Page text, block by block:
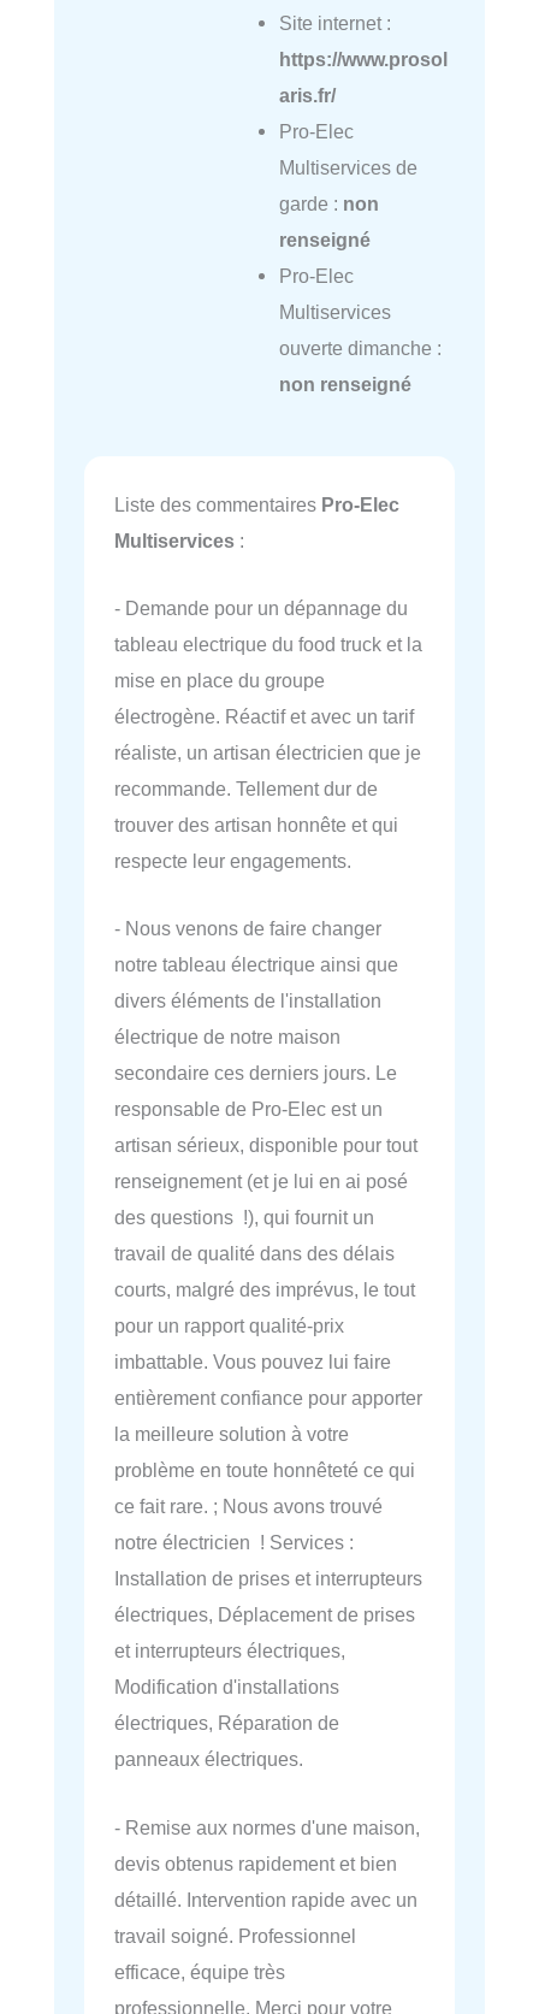
Site internet :
https://www.prosol
aris.fr/
Pro-Elec
Multiservices de
garde : non
renseigné
Pro-Elec
Multiservices
ouverte dimanche :
non renseigné
Liste des commentaires Pro-Elec
Multiservices :
- Demande pour un dépannage du
tableau electrique du food truck et la
mise en place du groupe
électrogène. Réactif et avec un tarif
réaliste, un artisan électricien que je
recommande. Tellement dur de
trouver des artisan honnête et qui
respecte leur engagements.
- Nous venons de faire changer
notre tableau électrique ainsi que
divers éléments de l'installation
électrique de notre maison
secondaire ces derniers jours. Le
responsable de Pro-Elec est un
artisan sérieux, disponible pour tout
renseignement (et je lui en ai posé
des questions !), qui fournit un
travail de qualité dans des délais
courts, malgré des imprévus, le tout
pour un rapport qualité-prix
imbattable. Vous pouvez lui faire
entièrement confiance pour apporter
la meilleure solution à votre
problème en toute honnêteté ce qui
ce fait rare. ; Nous avons trouvé
notre électricien ! Services :
Installation de prises et interrupteurs
électriques, Déplacement de prises
et interrupteurs électriques,
Modification d'installations
électriques, Réparation de
panneaux électriques.
- Remise aux normes d'une maison,
devis obtenus rapidement et bien
détaillé. Intervention rapide avec un
travail soigné. Professionnel
efficace, équipe très
professionnelle. Merci pour votre